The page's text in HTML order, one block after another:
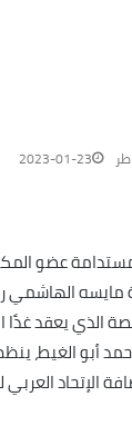
2023-01-23
عضو
مايسه
الذي يعقد غدًا
أبو الغيط،
الإتحاد